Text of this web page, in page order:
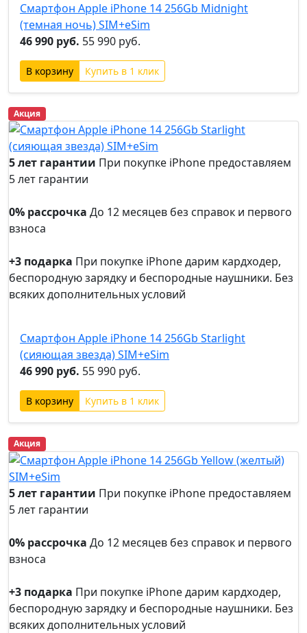
Смартфон Apple iPhone 14 256Gb Midnight
(темная ночь) SIM+eSim
46 990 руб. 55 990 руб.
Купить в 1 клик
Акция
5 лет гарантии При покупке iPhone предоставляем
5 лет гарантии
0% рассрочка До 12 месяцев без справок и первого
взноса
+3 подарка При покупке iPhone дарим кардходер,
беспородную зарядку и беспородные наушники. Без
всяких дополнительных условий
Смартфон Apple iPhone 14 256Gb Starlight
(сияющая звезда) SIM+eSim
46 990 руб. 55 990 руб.
Купить в 1 клик
Акция
5 лет гарантии При покупке iPhone предоставляем
5 лет гарантии
0% рассрочка До 12 месяцев без справок и первого
взноса
+3 подарка При покупке iPhone дарим кардходер,
беспородную зарядку и беспородные наушники. Без
всяких дополнительных условий